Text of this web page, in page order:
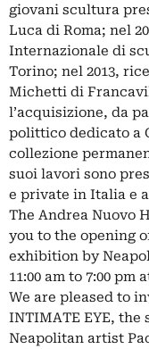
giovani scultura
Luca di Roma; nel
Internazionale di
Torino; nel 2013,
Michetti di
l’acquisizione, da
polittico dedicato a
collezione
suoi lavori sono
e private in Italia e
The Andrea Nuovo
you to the opening
exhibition by
11:00 am to 7:00 pm
We are pleased to
INTIMATE EYE,
Neapolitan artist